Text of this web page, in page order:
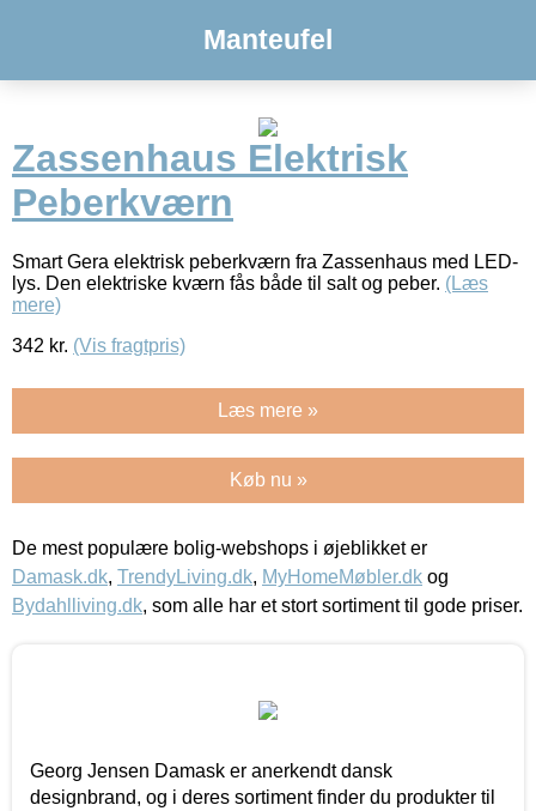
Manteufel
Zassenhaus Elektrisk
Peberkværn
Smart Gera elektrisk peberkværn fra Zassenhaus med LED-
lys. Den elektriske kværn fås både til salt og peber. (Læs
mere)
342 kr. (Vis fragtpris)
Læs mere »
Køb nu »
De mest populære bolig-webshops i øjeblikket er
Damask.dk, TrendyLiving.dk, MyHomeMøbler.dk og
Bydahlliving.dk, som alle har et stort sortiment til gode priser.
Georg Jensen Damask er anerkendt dansk
designbrand, og i deres sortiment finder du produkter til